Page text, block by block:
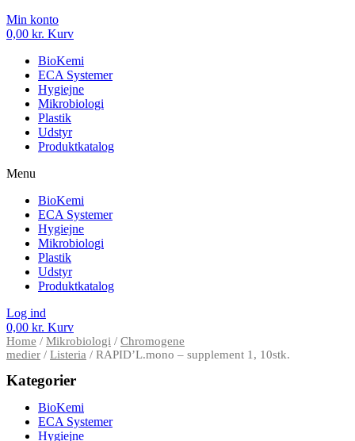
Min konto
0,00 kr. Kurv
BioKemi
ECA Systemer
Hygiejne
Mikrobiologi
Plastik
Udstyr
Produktkatalog
Menu
BioKemi
ECA Systemer
Hygiejne
Mikrobiologi
Plastik
Udstyr
Produktkatalog
Log ind
0,00 kr. Kurv
Home / Mikrobiologi / Chromogene
medier / Listeria / RAPID’L.mono – supplement 1, 10stk.
Kategorier
BioKemi
ECA Systemer
Hygiejne